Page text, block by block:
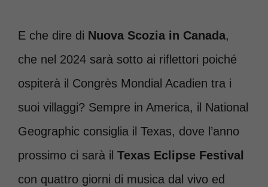
E che dire di Nuova Scozia in Canada,
che nel 2024 sarà sotto ai riflettori poiché
ospiterà il Congrès Mondial Acadien tra i
suoi villaggi? Sempre in America, il National
Geographic consiglia il Texas, dove l’anno
prossimo ci sarà il Texas Eclipse Festival
con quattro giorni di musica dal vivo ed